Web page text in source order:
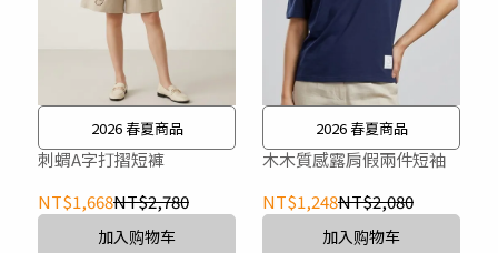
2026 春夏商品
刺蝟A字打摺短褲
NT$1,668NT$2,780
加入购物车
2026 春夏商品
木木質感露肩假兩件短袖
NT$1,248NT$2,080
加入购物车